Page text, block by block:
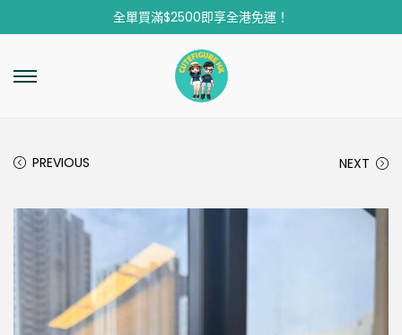
全單買滿$2500即享全港免運！
PREVIOUS NEXT